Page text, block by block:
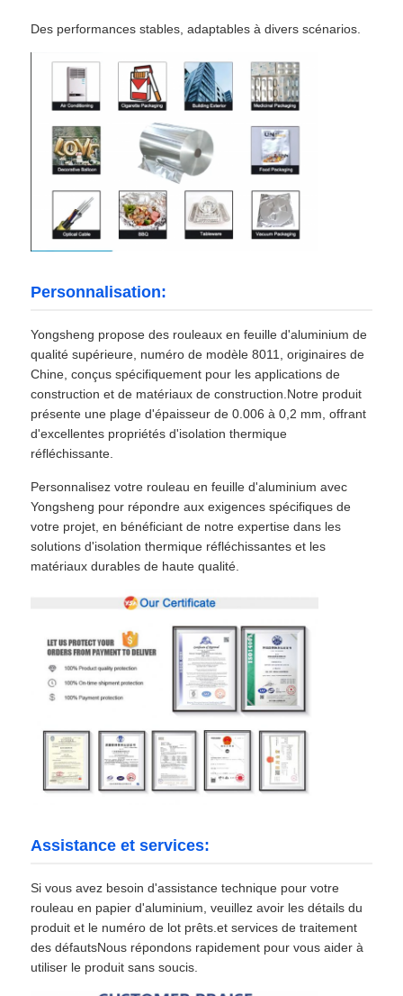
Des performances stables, adaptables à divers scénarios.
Personnalisation:
Yongsheng propose des rouleaux en feuille d'aluminium de
qualité supérieure, numéro de modèle 8011, originaires de
Chine, conçus spécifiquement pour les applications de
construction et de matériaux de construction.Notre produit
présente une plage d'épaisseur de 0.006 à 0,2 mm, offrant
d'excellentes propriétés d'isolation thermique
réfléchissante.
Personnalisez votre rouleau en feuille d'aluminium avec
Yongsheng pour répondre aux exigences spécifiques de
votre projet, en bénéficiant de notre expertise dans les
solutions d'isolation thermique réfléchissantes et les
matériaux durables de haute qualité.
Assistance et services:
Si vous avez besoin d'assistance technique pour votre
rouleau en papier d'aluminium, veuillez avoir les détails du
produit et le numéro de lot prêts.et services de traitement
des défautsNous répondons rapidement pour vous aider à
utiliser le produit sans soucis.